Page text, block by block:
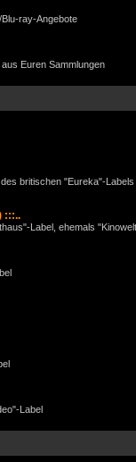
ray-Angebote
Euren Sammlungen
britischen "Eureka"-Labels
:::..
Label, ehemals
Label